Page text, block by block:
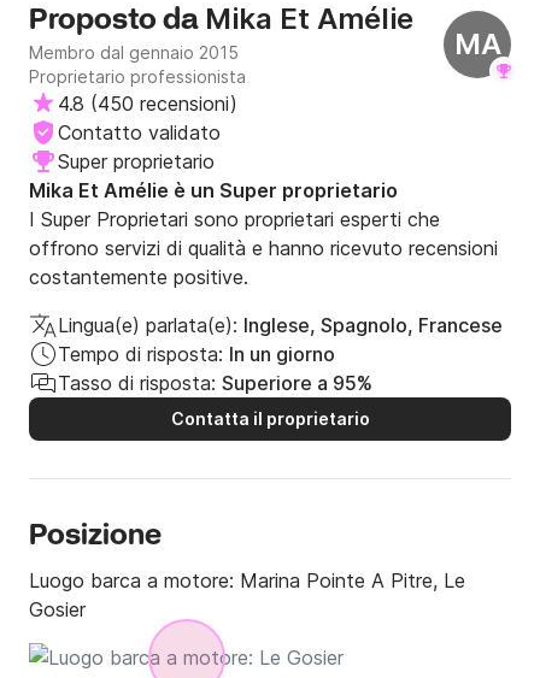
MA
Proposto da Mika Et Amélie
Membro dal gennaio 2015
Proprietario professionista
4.8 (450 recensioni)
Contatto validato
Super proprietario
Mika Et Amélie è un Super proprietario
I Super Proprietari sono proprietari esperti che
offrono servizi di qualità e hanno ricevuto recensioni
costantemente positive.
Lingua(e) parlata(e): Inglese, Spagnolo, Francese
Tempo di risposta: In un giorno
Tasso di risposta: Superiore a 95%
Contatta il proprietario
Posizione
Luogo barca a motore: Marina Pointe A Pitre, Le
Gosier